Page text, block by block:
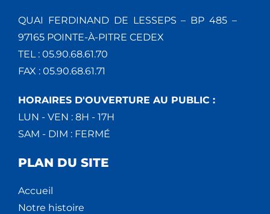
QUAI FERDINAND DE LESSEPS – BP 485 –
97165 POINTE-À-PITRE CEDEX
TEL : 05.90.68.61.70
FAX : 05.90.68.61.71
HORAIRES D'OUVERTURE AU PUBLIC :
LUN - VEN : 8H - 17H
SAM - DIM : FERMÉ
PLAN DU SITE
Accueil
Notre histoire